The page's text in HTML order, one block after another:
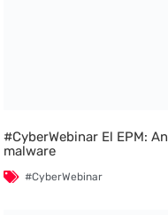
#CyberWebinar El EPM:
malware
#CyberWebinar